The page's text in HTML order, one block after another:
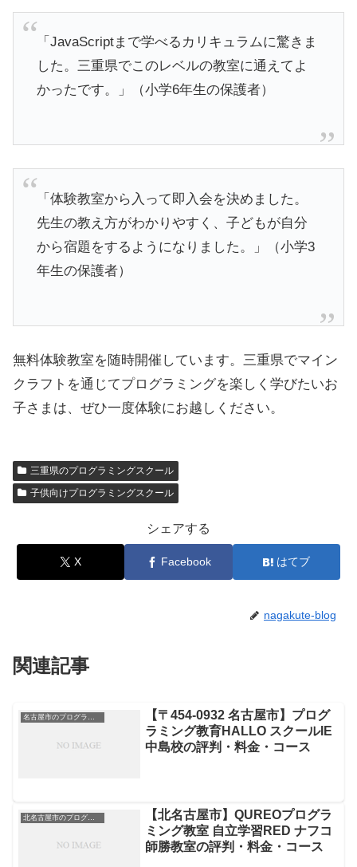
「JavaScriptまで学べるカリキュラムに驚きま
した。三重県でこのレベルの教室に通えてよ
かったです。」（小学6年生の保護者）
「体験教室から入って即入会を決めました。
先生の教え方がわかりやすく、子どもが自分
から宿題をするようになりました。」（小学3
年生の保護者）
無料体験教室を随時開催しています。三重県でマイン
クラフトを通じてプログラミングを楽しく学びたいお
子さまは、ぜひ一度体験にお越しください。
三重県のプログラミングスクール
子供向けプログラミングスクール
シェアする
X Facebook はてブ
nagakute-blog
関連記事
名古屋市のプログラミングスクール
【〒454-0932 名古屋市】プログ
ラミング教育HALLO スクールIE
中島校の評判・料金・コース
【北名古屋市】QUREOプログラ
ミング教室 自立学習RED ナフコ
師勝教室の評判・料金・コース